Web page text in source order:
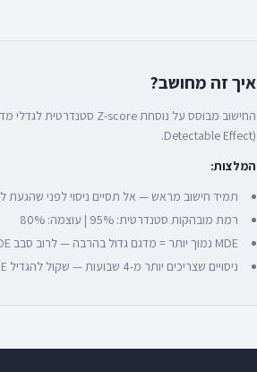
איך זה מחושב?
Detectable Effect).
המלצות:
תמיד חישוב מראש — אל תסיים ניסוי לפני שהגעת
רמת מובהקות סטנדרטית: 95% | עוצמה: 80%
MDE נמוך יותר = מדגם גדול בהרבה — לרוב סבב MDE של 10-20% הוא ריאלי
ניסויים שצריכים יותר מ-4 שבועות — שקול להגדיל MDE או להריץ ברקע